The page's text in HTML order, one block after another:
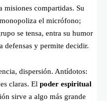
misiones compartidas. Su
el micrófono;
se tensa, entra su humor
defensas y permite decidir.
dispersión. Antídotos:
claras. El poder espiritual
sirve a algo más grande